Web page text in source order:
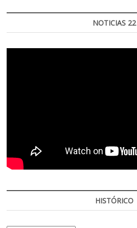
NOTICIAS 22
HISTÓRICO